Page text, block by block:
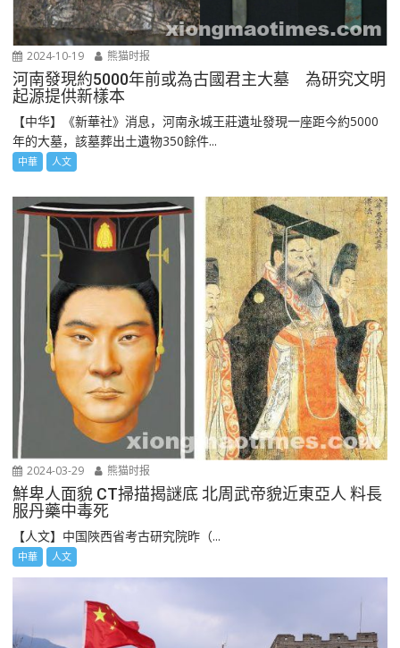
2024-10-19 熊猫时报
河南發現約5000年前或為古國君主大墓 為研究文明
起源提供新樣本
【中华】《新華社》消息，河南永城王莊遺址發現一座距今約5000
年的大墓，該墓葬出土遺物350餘件...
中華 人文
2024-03-29 熊猫时报
鮮卑人面貌 CT掃描揭謎底 北周武帝貌近東亞人 料長
服丹藥中毒死
【人文】中国陜西省考古研究院昨（...
中華 人文